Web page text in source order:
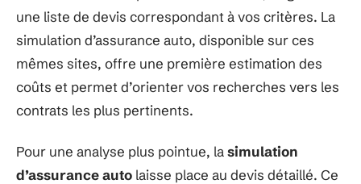
une liste de devis correspondant à vos critères. La
simulation d’assurance auto, disponible sur ces
mêmes sites, offre une première estimation des
coûts et permet d’orienter vos recherches vers les
contrats les plus pertinents.
Pour une analyse plus pointue, lasimulation
d’assurance auto laisse place au devis détaillé. Ce